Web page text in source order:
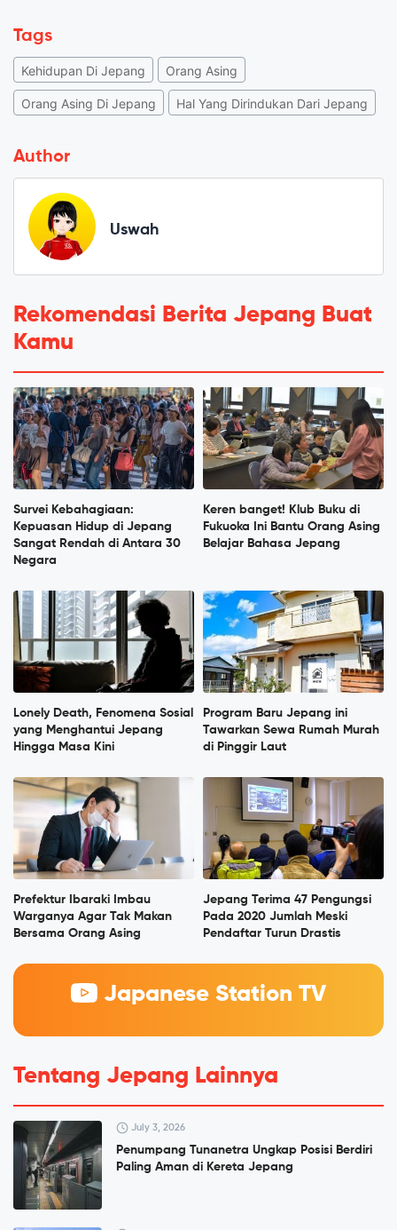
Tags
Kehidupan Di Jepang Orang Asing
Orang Asing Di Jepang Hal Yang Dirindukan Dari Jepang
Author
Uswah
Rekomendasi Berita Jepang Buat
Kamu
Survei Kebahagiaan:
Kepuasan Hidup di Jepang
Sangat Rendah di Antara 30
Negara
Keren banget! Klub Buku di
Fukuoka Ini Bantu Orang Asing
Belajar Bahasa Jepang
Lonely Death, Fenomena Sosial
yang Menghantui Jepang
Hingga Masa Kini
Program Baru Jepang ini
Tawarkan Sewa Rumah Murah
di Pinggir Laut
Prefektur Ibaraki Imbau
Warganya Agar Tak Makan
Bersama Orang Asing
Jepang Terima 47 Pengungsi
Pada 2020 Jumlah Meski
Pendaftar Turun Drastis
Japanese Station TV
Tentang Jepang Lainnya
July 3, 2026
Penumpang Tunanetra Ungkap Posisi Berdiri
Paling Aman di Kereta Jepang